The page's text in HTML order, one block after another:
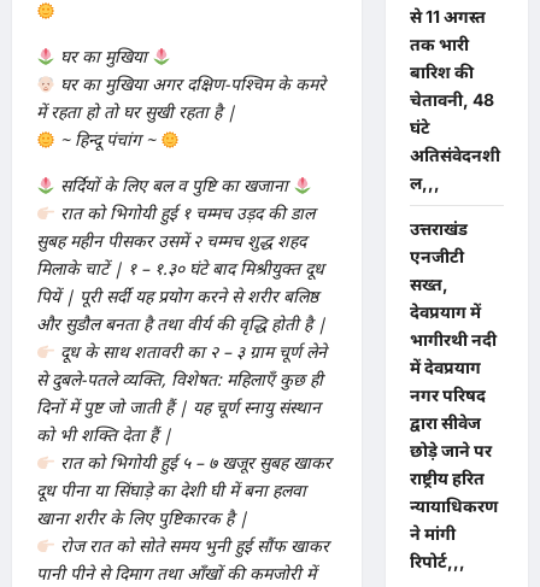
घर का मुखिया
घर का मुखिया अगर दक्षिण-पश्चिम के कमरे
में रहता हो तो घर सुखी रहता है |
~ हिन्दू पंचांग ~
सर्दियों के लिए बल व पुष्टि का खजाना
रात को भिगोयी हुई १ चम्मच उड़द की डाल
सुबह महीन पीसकर उसमें २ चम्मच शुद्ध शहद
मिलाके चाटें | १ – १.३० घंटे बाद मिश्रीयुक्त दूध
पियें | पूरी सर्दी यह प्रयोग करने से शरीर बलिष्ठ
और सुडौल बनता है तथा वीर्य की वृद्धि होती है |
दूध के साथ शतावरी का २ – ३ ग्राम चूर्ण लेने
से दुबले-पतले व्यक्ति, विशेषत: महिलाएँ कुछ ही
दिनों में पुष्ट जो जाती हैं | यह चूर्ण स्नायु संस्थान
को भी शक्ति देता हैं |
रात को भिगोयी हुई ५ – ७ खजूर सुबह खाकर
दूध पीना या सिंघाड़े का देशी घी में बना हलवा
खाना शरीर के लिए पुष्टिकारक है |
रोज रात को सोते समय भुनी हुई सौंफ खाकर
पानी पीने से दिमाग तथा आँखों की कमजोरी में
से 11 अगस्त
तक भारी
बारिश की
चेतावनी, 48
घंटे
अतिसंवेदनशी
ल,,,
उत्तराखंड
एनजीटी
सख्त,
देवप्रयाग में
भागीरथी नदी
में देवप्रयाग
नगर परिषद
द्वारा सीवेज
छोड़े जाने पर
राष्ट्रीय हरित
न्यायाधिकरण
ने मांगी
रिपोर्ट,,,